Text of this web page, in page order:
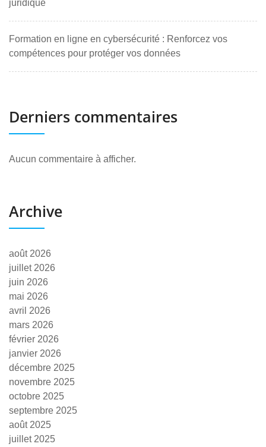
juridique
Formation en ligne en cybersécurité : Renforcez vos
compétences pour protéger vos données
Derniers commentaires
Aucun commentaire à afficher.
Archive
août 2026
juillet 2026
juin 2026
mai 2026
avril 2026
mars 2026
février 2026
janvier 2026
décembre 2025
novembre 2025
octobre 2025
septembre 2025
août 2025
juillet 2025